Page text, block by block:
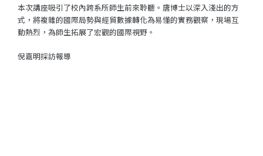
本次講座吸引了校內跨系所師生前來聆聽。唐博士以深入淺出的方
式，將複雜的國際局勢與經貿數據轉化為易懂的實務觀察，現場互
動熱烈，為師生拓展了宏觀的國際視野。
倪嘉明採訪報導